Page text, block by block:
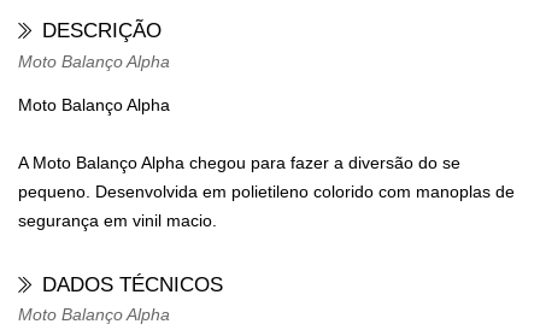
DESCRIÇÃO
Moto Balanço Alpha
Moto Balanço Alpha
A Moto Balanço Alpha chegou para fazer a diversão do se
pequeno. Desenvolvida em polietileno colorido com manoplas de
segurança em vinil macio.
DADOS TÉCNICOS
Moto Balanço Alpha